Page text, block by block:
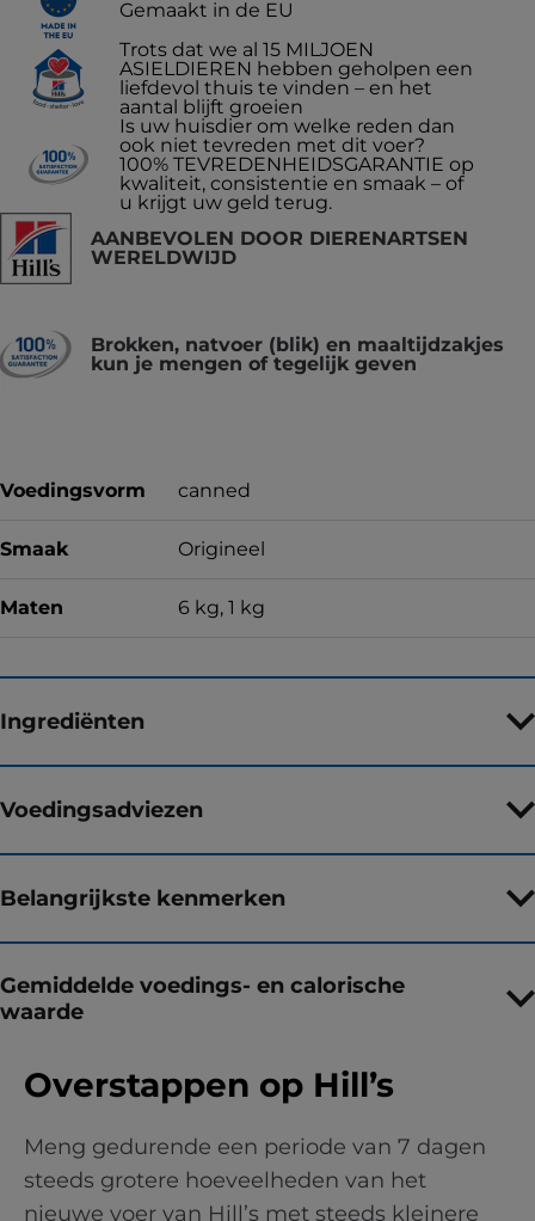
Gemaakt in de EU
Trots dat we al 15 MILJOEN
ASIELDIEREN hebben geholpen een
liefdevol thuis te vinden – en het
aantal blijft groeien
Is uw huisdier om welke reden dan
ook niet tevreden met dit voer?
100% TEVREDENHEIDSGARANTIE op
kwaliteit, consistentie en smaak – of
u krijgt uw geld terug.
AANBEVOLEN DOOR DIERENARTSEN
WERELDWIJD
Brokken, natvoer (blik) en maaltijdzakjes
kun je mengen of tegelijk geven
Voedingsvorm canned
Smaak Origineel
Maten 6 kg, 1 kg
Ingrediënten
Voedingsadviezen
Belangrijkste kenmerken
Gemiddelde voedings- en calorische
waarde
Overstappen op Hill’s
Meng gedurende een periode van 7 dagen
steeds grotere hoeveelheden van het
nieuwe voer van Hill’s met steeds kleinere